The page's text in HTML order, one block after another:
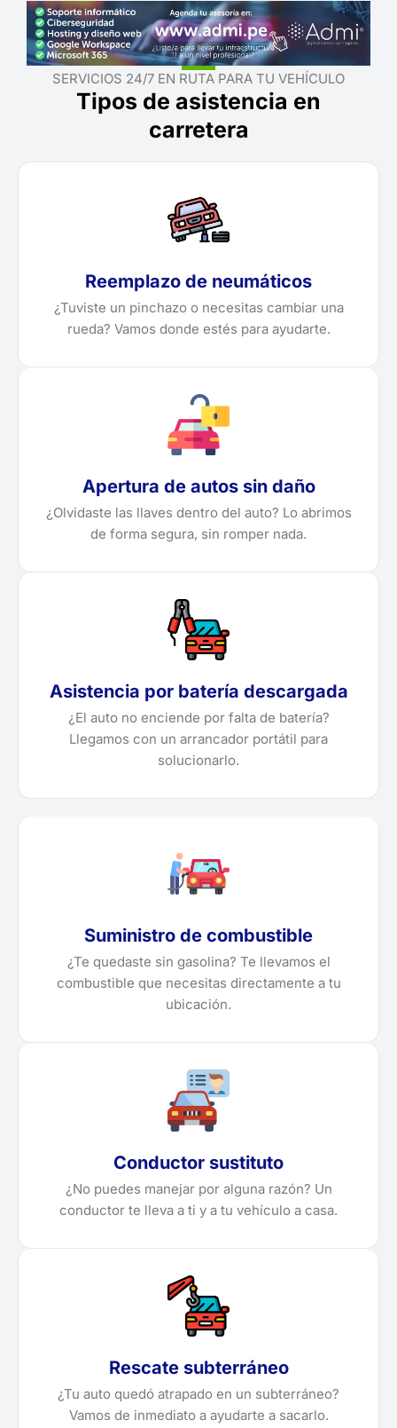
SERVICIOS 24/7 EN RUTA PARA TU VEHÍCULO
Tipos de asistencia en
carretera
Reemplazo de neumáticos
¿Tuviste un pinchazo o necesitas cambiar una
rueda? Vamos donde estés para ayudarte.
Apertura de autos sin daño
¿Olvidaste las llaves dentro del auto? Lo abrimos
de forma segura, sin romper nada.
Asistencia por batería descargada
¿El auto no enciende por falta de batería?
Llegamos con un arrancador portátil para
solucionarlo.
Suministro de combustible
¿Te quedaste sin gasolina? Te llevamos el
combustible que necesitas directamente a tu
ubicación.
Conductor sustituto
¿No puedes manejar por alguna razón? Un
conductor te lleva a ti y a tu vehículo a casa.
Rescate subterráneo
¿Tu auto quedó atrapado en un subterráneo?
Vamos de inmediato a ayudarte a sacarlo.